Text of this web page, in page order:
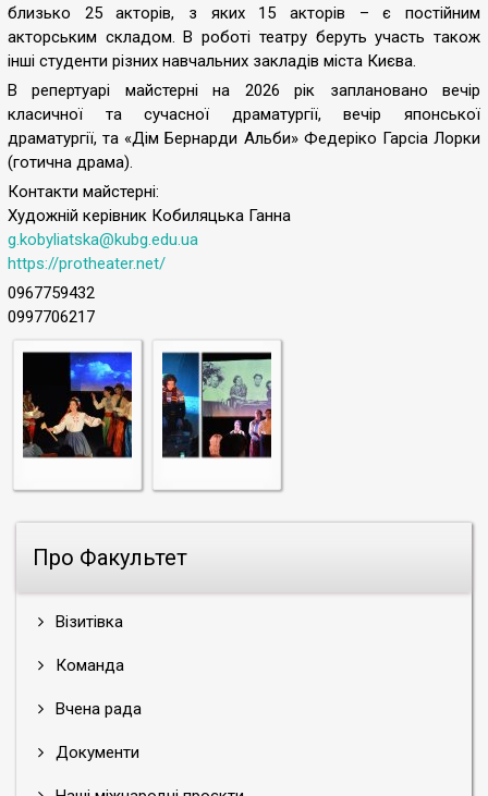
Про Факультет
Візитівка
Команда
Вчена рада
Документи
близько 25 акторів, з яких 15 акторів – є постійним
акторським складом. В роботі театру беруть участь також
інші студенти різних навчальних закладів міста Києва.
В репертуарі майстерні на 2026 рік заплановано вечір
класичної та сучасної драматургії, вечір японської
драматургії, та «Дім Бернарди Альби» Федеріко Гарсіа Лорки
(готична драма).
Контакти майстерні:
Художній керівник Кобиляцька Ганна
g.kobyliatska@kubg.edu.ua
https://protheater.net/
0967759432
0997706217